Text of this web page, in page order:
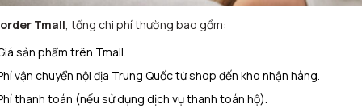
order Tmall, tổng chi phí thường bao gồm:
sản phẩm trên Tmall.
vận chuyển nội địa Trung Quốc từ shop đến kho nhận hàng.
thanh toán (nếu sử dụng dịch vụ thanh toán hộ).